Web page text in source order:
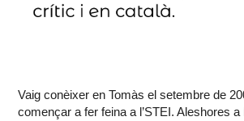
Vaig conèixer en Tomàs el setembre de
començar a fer feina a l’STEI. Aleshores